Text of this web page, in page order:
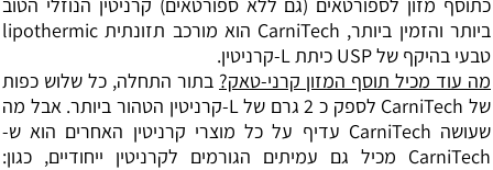
ביותר והזמין ביותר, CarniTech הוא מורכב תזונתית lipothermic
טבעי בהיקף של USP כיתת L-קרניטין.
מה עוד מכיל תוסף המזון קרני-טאק? בתור התחלה, כל שלוש כפות
של CarniTech לספק כ 2 גרם של L-קרניטין הטהור ביותר. אבל מה
שעושה CarniTech עדיף על כל מוצרי קרניטין האחרים הוא ש-
CarniTech מכיל גם עמיתים הגורמים לקרניטין ייחודיים, כגון: